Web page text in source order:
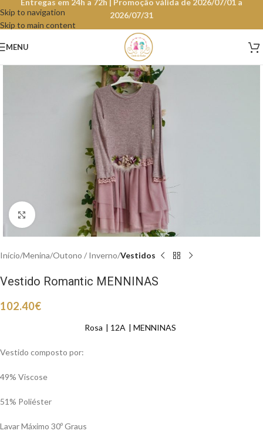
Skip to navigation
Skip to main content
Entregas em 24h a 72h | Promoção válida de 2026/07/01 a
2026/07/31
MENU
Clique para aumentar
Início Menina Outono / Inverno Vestidos
Vestido Romantic MENNINAS
102.40€
Rosa 12A MENNINAS
Vestido composto por:
49% Viscose
51% Poliéster
Lavar Máximo 30º Graus